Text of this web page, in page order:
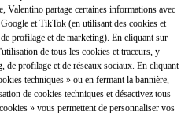
Link Opens in New Tab
Valentino partage certaines informations avec
et TikTok (en utilisant des cookies et
profilage et de marketing). En cliquant sur
de tous les cookies et traceurs, y
de profilage et de réseaux sociaux. En cliquant
techniques » ou en fermant la bannière,
de cookies techniques et désactivez tous
» vous permettent de personnaliser vos